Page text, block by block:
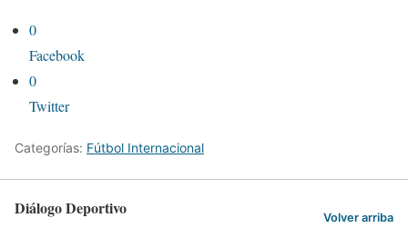
0
Facebook
0
Twitter
Categorías: Fútbol Internacional
Diálogo Deportivo Volver arriba